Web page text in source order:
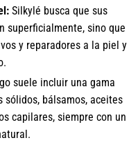
Silkylé busca que sus
superficialmente, sino que
y reparadores a la piel y
suele incluir una gama
sólidos, bálsamos, aceites
capilares, siempre con un